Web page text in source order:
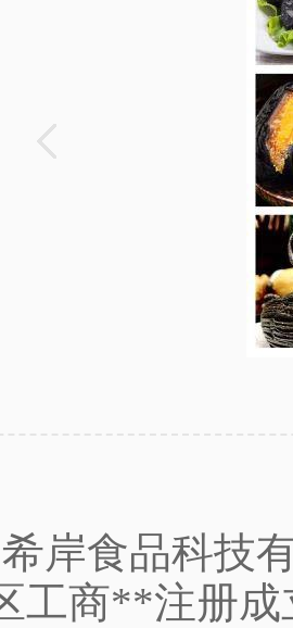
岸食品科技
工商**注册